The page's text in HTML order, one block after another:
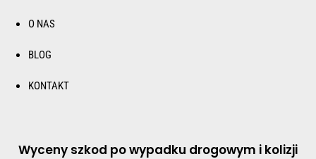
O NAS
BLOG
KONTAKT
Wyceny szkod po wypadku drogowym i kolizji